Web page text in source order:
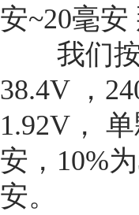
安~20毫
我们按
38.4V ，
1.92V，
安，10%
安。